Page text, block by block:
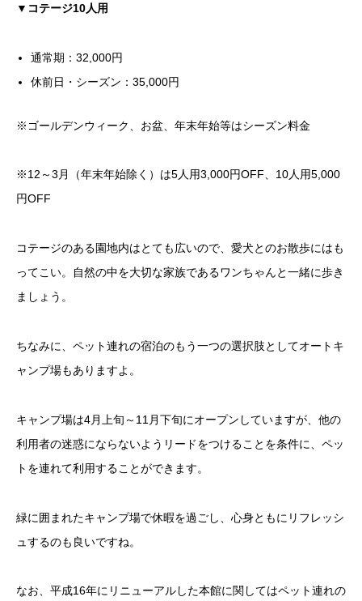
▼コテージ10人用
通常期：32,000円
休前日・シーズン：35,000円
※ゴールデンウィーク、お盆、年末年始等はシーズン料金
※12～3月（年末年始除く）は5人用3,000円OFF、10人用5,000
円OFF
コテージのある園地内はとても広いので、愛犬とのお散歩にはも
ってこい。自然の中を大切な家族であるワンちゃんと一緒に歩き
ましょう。
ちなみに、ペット連れの宿泊のもう一つの選択肢としてオートキ
ャンプ場もありますよ。
キャンプ場は4月上旬～11月下旬にオープンしていますが、他の
利用者の迷惑にならないようリードをつけることを条件に、ペッ
トを連れて利用することができます。
緑に囲まれたキャンプ場で休暇を過ごし、心身ともにリフレッシ
ュするのも良いですね。
なお、平成16年にリニューアルした本館に関してはペット連れの